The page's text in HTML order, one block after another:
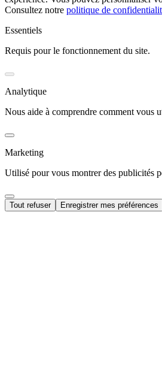
Consultez notre politique de
Essentiels
Requis pour le fonctionnement du site.
Analytique
Nous aide à comprendre comment vous
Marketing
Utilisé pour vous montrer des publicités
Tout refuser Enregistrer mes préférences